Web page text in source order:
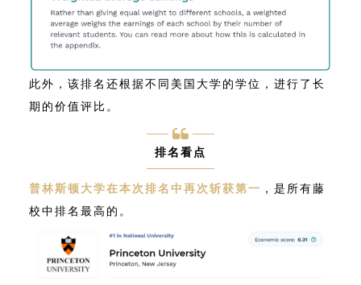
此外，该排名还根据不同美国大学的学位，进行了长
期的价值评比。
排名看点
普林斯顿大学在本次排名中再次斩获第一 ，是所有藤
校中排名最高的。